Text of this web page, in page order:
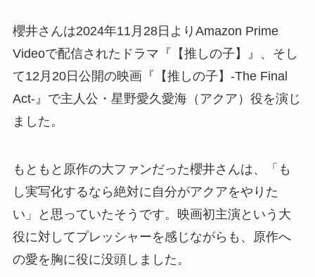
櫻井さんは2024年11月28日よりAmazon Prime
Videoで配信されたドラマ『【推しの子】』、そし
て12月20日公開の映画『【推しの子】-The Final
Act-』で主人公・星野愛久愛海（アクア）役を演じ
ました。
もともと原作の大ファンだった櫻井さんは、「も
し実写化するなら絶対に自分がアクアをやりた
い」と思っていたそうです。映画初主演という大
役に対してプレッシャーを感じながらも、原作へ
の愛を胸に役に没頭しました。